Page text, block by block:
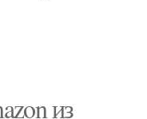
из